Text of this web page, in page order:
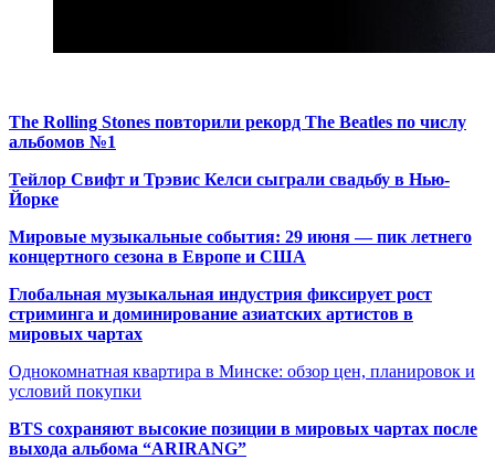
The Rolling Stones повторили рекорд The Beatles по числу
альбомов №1
Тейлор Свифт и Трэвис Келси сыграли свадьбу в Нью-
Йорке
Мировые музыкальные события: 29 июня — пик летнего
концертного сезона в Европе и США
Глобальная музыкальная индустрия фиксирует рост
стриминга и доминирование азиатских артистов в
мировых чартах
Однокомнатная квартира в Минске: обзор цен, планировок и
условий покупки
BTS сохраняют высокие позиции в мировых чартах после
выхода альбома “ARIRANG”